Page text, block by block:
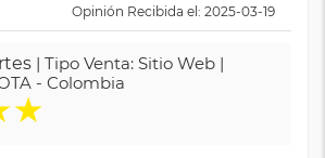
Opinión Recibida el: 2025-03-19
| Tipo Venta: Sitio Web |
- Colombia
★